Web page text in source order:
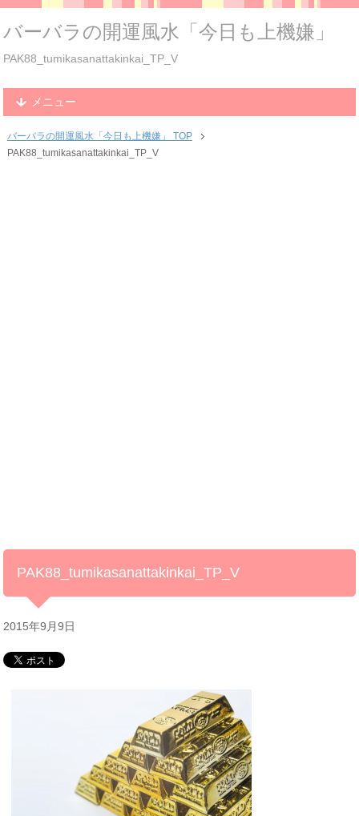
バーバラの開運風水「今日も上機嫌」
PAK88_tumikasanattakinkai_TP_V
メニュー
バーバラの開運風水「今日も上機嫌」 TOP
PAK88_tumikasanattakinkai_TP_V
PAK88_tumikasanattakinkai_TP_V
2015年9月9日